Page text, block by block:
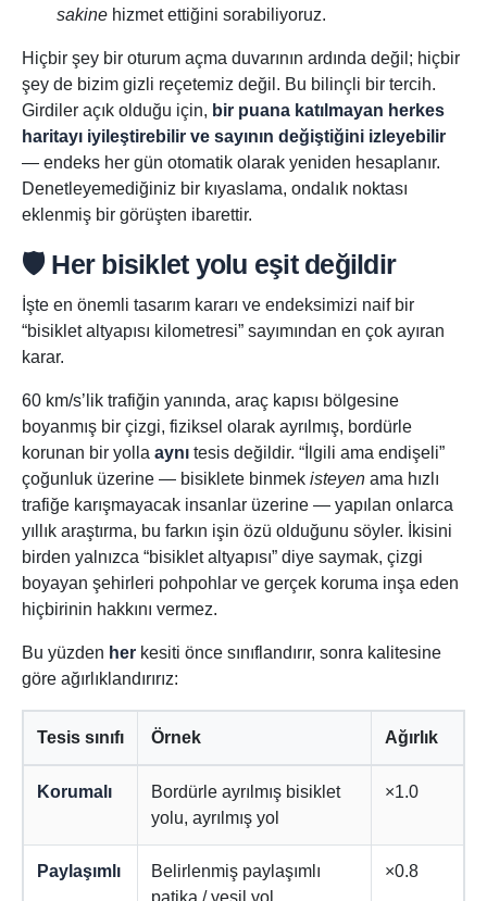
sakine hizmet ettiğini sorabiliyoruz.
Hiçbir şey bir oturum açma duvarının ardında değil; hiçbir
şey de bizim gizli reçetemiz değil. Bu bilinçli bir tercih.
Girdiler açık olduğu için, bir puana katılmayan herkes
haritayı iyileştirebilir ve sayının değiştiğini izleyebilir
— endeks her gün otomatik olarak yeniden hesaplanır.
Denetleyemediğiniz bir kıyaslama, ondalık noktası
eklenmiş bir görüşten ibarettir.
🛡️ Her bisiklet yolu eşit değildir
İşte en önemli tasarım kararı ve endeksimizi naif bir
“bisiklet altyapısı kilometresi” sayımından en çok ayıran
karar.
60 km/s’lik trafiğin yanında, araç kapısı bölgesine
boyanmış bir çizgi, fiziksel olarak ayrılmış, bordürle
korunan bir yolla aynı tesis değildir. “İlgili ama endişeli”
çoğunluk üzerine — bisiklete binmek isteyen ama hızlı
trafiğe karışmayacak insanlar üzerine — yapılan onlarca
yıllık araştırma, bu farkın işin özü olduğunu söyler. İkisini
birden yalnızca “bisiklet altyapısı” diye saymak, çizgi
boyayan şehirleri pohpohlar ve gerçek koruma inşa eden
hiçbirinin hakkını vermez.
Bu yüzden her kesiti önce sınıflandırır, sonra kalitesine
göre ağırlıklandırırız:
Tesis sınıfı Örnek Ağırlık
Korumalı
Bordürle ayrılmış bisiklet
yolu, ayrılmış yol
×1.0
Paylaşımlı
Belirlenmiş paylaşımlı
×0.8